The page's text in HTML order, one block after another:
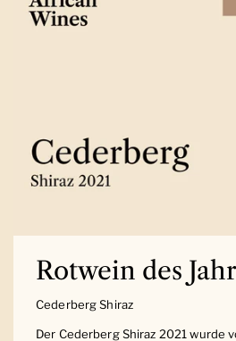
Rotwein des
Cederberg Shiraz
Der Cederberg Shiraz 2021 wurde